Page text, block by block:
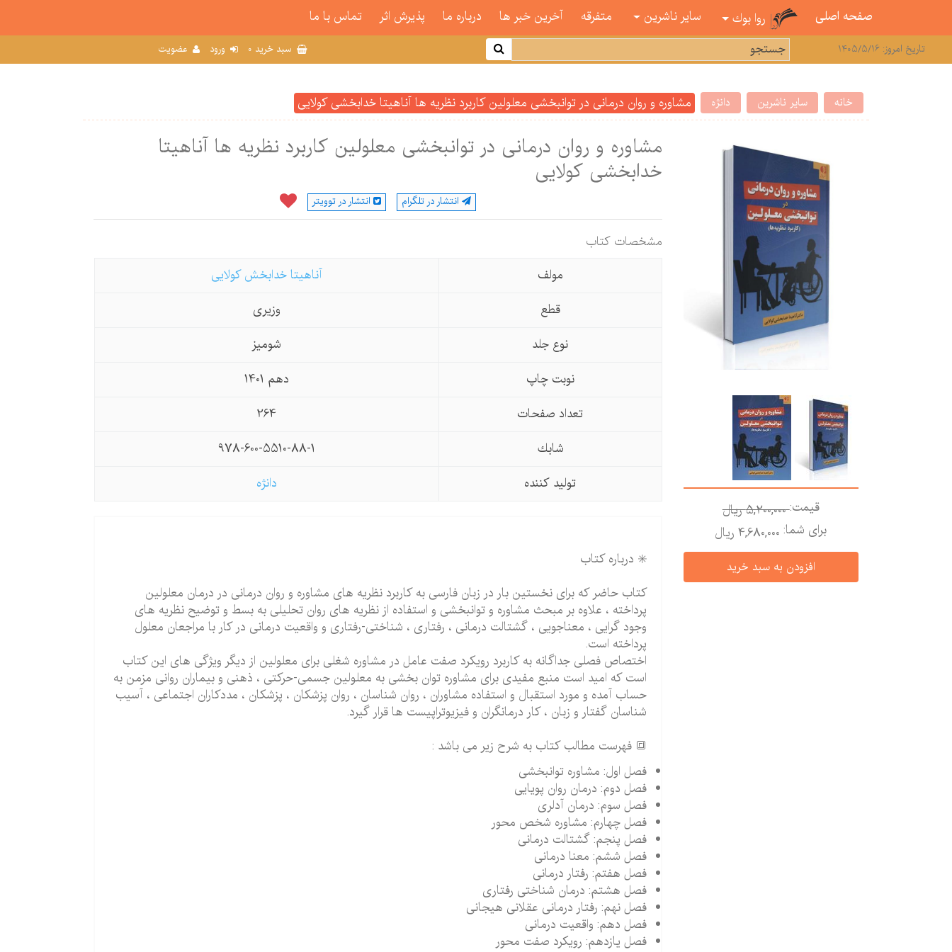
صفحه اصلی روا بوك سایر ناشرین متفرقه آخرین خبر ها درباره ما پذیرش اثر تماس با ما
تاریخ امروز: 1405/5/16 سبد خرید 0 ورود عضویت
خانه سایر ناشرین دانژه مشاوره و روان درمانی در توانبخشی معلولین کاربرد نظریه ها آناهیتا خدابخشی کولایی
قیمت:5,200,000 ريال
برای شما: 4,680,000 ريال
مشاوره و روان درمانی در توانبخشی معلولین کاربرد نظریه ها آناهیتا
خدابخشی کولایی
انتشار در تلگرام انتشار در توویتر
مشخصات كتاب
مولف
آناهیتا خدابخش کولایی
قطع
وزیری
نوع جلد
شومیز
نوبت چاپ
دهم 1401
تعداد صفحات
264
شابك
978-600-5510-88-1
تولید كننده
دانژه
✳️ درباره کتاب
کتاب حاضر که برای نخستین بار در زبان فارسی به کاربرد نظریه های مشاوره و روان درمانی در درمان معلولین
پرداخته ، علاوه بر مبحث مشاوره و توانبخشی و استفاده از نظریه های روان تحلیلی به بسط و توضیح نظریه های
وجود گرایی ، معناجویی ، گشتالت درمانی ، رفتاری ، شناختی-رفتاری و واقعیت درمانی در کار با مراجعان معلول
پرداخته است.
اختصاص فصلی جداگانه به کاربرد رویکرد صفت عامل در مشاوره شغلی برای معلولین از دیگر ویژگی های این کتاب
است که امید است منبع مفیدی برای مشاوره توان بخشی به معلولین جسمی-حرکتی ، ذهنی و بیماران روانی مزمن به
حساب آمده و مورد استقبال و استفاده مشاوران ، روان شناسان ، روان پزشکان ، پزشکان ، مددکاران اجتماعی ، آسیب
شناسان گفتار و زبان ، کار درمانگران و فیزیوتراپیست ها قرار گیرد.
🔳 فهرست مطالب کتاب به شرح زیر می باشد :
فصل اول: مشاوره توانبخشی
فصل دوم: درمان روان پویایی
فصل سوم: درمان آدلری
فصل چهارم: مشاوره شخص محور
فصل پنجم: گشتالت درمانی
فصل ششم: معنا درمانی
فصل هفتم: رفتار درمانی
فصل هشتم: درمان شناختی رفتاری
فصل نهم: رفتار درمانی عقلانی هیجانی
فصل دهم: واقعیت درمانی
فصل یازدهم: رویکرد صفت محور